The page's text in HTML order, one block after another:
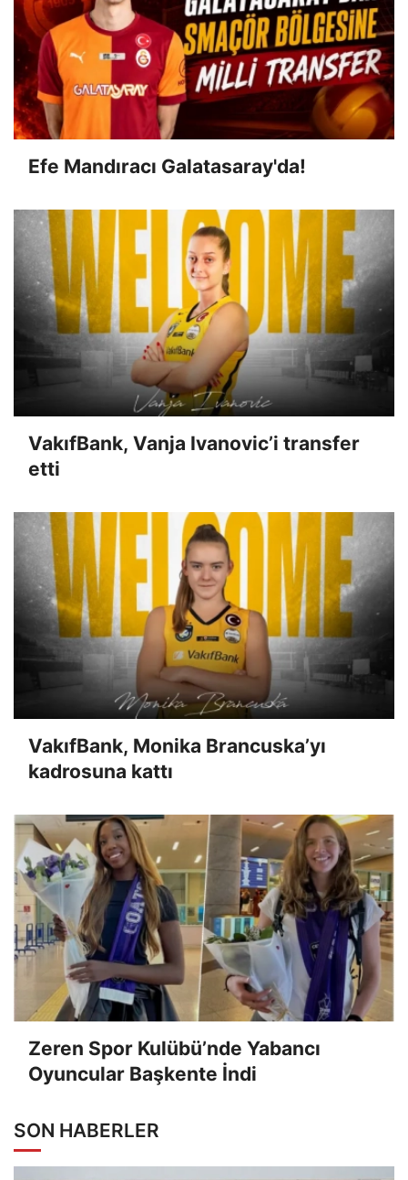
Efe Mandıracı Galatasaray'da!
VakıfBank, Vanja Ivanovic’i transfer
etti
VakıfBank, Monika Brancuska’yı
kadrosuna kattı
Zeren Spor Kulübü’nde Yabancı
Oyuncular Başkente İndi
SON HABERLER